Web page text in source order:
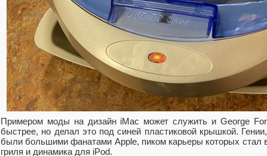
Примером моды на дизайн iMac может служить и George
быстрее, но делал это под синей пластиковой крышкой.
были большими фанатами Apple, пиком карьеры которых стал
гриля и динамика для iPod.